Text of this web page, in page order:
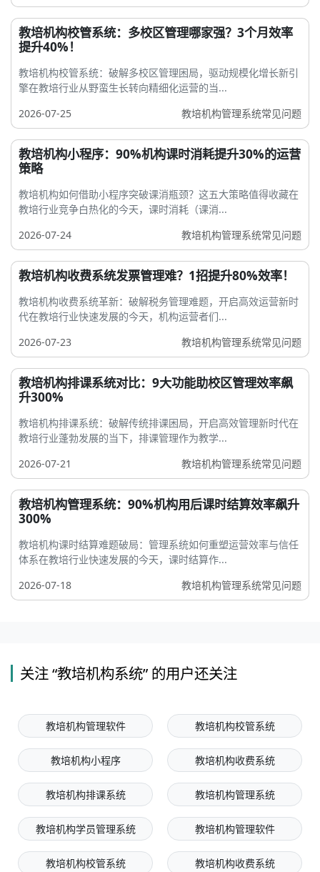
教培机构校管系统：多校区管理哪家强？3个月效率
提升40%！
教培机构校管系统：破解多校区管理困局，驱动规模化增长新引
擎在教培行业从野蛮生长转向精细化运营的当...
2026-07-25
教培机构管理系统常见问题
教培机构小程序：90%机构课时消耗提升30%的运营
策略
教培机构如何借助小程序突破课消瓶颈？这五大策略值得收藏在
教培行业竞争白热化的今天，课时消耗（课消...
2026-07-24
教培机构管理系统常见问题
教培机构收费系统发票管理难？1招提升80%效率！
教培机构收费系统革新：破解税务管理难题，开启高效运营新时
代在教培行业快速发展的今天，机构运营者们...
2026-07-23
教培机构管理系统常见问题
教培机构排课系统对比：9大功能助校区管理效率飙
升300%
教培机构排课系统：破解传统排课困局，开启高效管理新时代在
教培行业蓬勃发展的当下，排课管理作为教学...
2026-07-21
教培机构管理系统常见问题
教培机构管理系统：90%机构用后课时结算效率飙升
300%
教培机构课时结算难题破局：管理系统如何重塑运营效率与信任
体系在教培行业快速发展的今天，课时结算作...
2026-07-18
教培机构管理系统常见问题
关注 “教培机构系统” 的用户还关注
教培机构管理软件 教培机构校管系统
教培机构小程序 教培机构收费系统
教培机构排课系统 教培机构管理系统
教培机构学员管理系统 教培机构管理软件
教培机构校管系统 教培机构收费系统